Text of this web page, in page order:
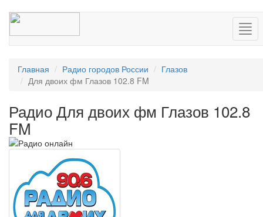
Главная Радио городов России
Глазов
Для двоих фм Глазов 102.8 FM
Радио Для двоих фм Глазов 102.8
FM